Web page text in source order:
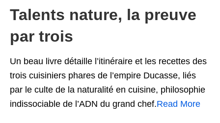
Talents nature, la preuve
par trois
Un beau livre détaille l’itinéraire et les recettes des
trois cuisiniers phares de l’empire Ducasse, liés
par le culte de la naturalité en cuisine, philosophie
indissociable de l’ADN du grand chef.Read More